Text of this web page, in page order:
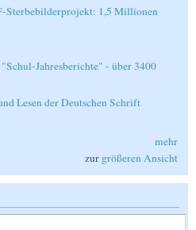
Sterbebilderprojekt: 1,5 Millionen
Jahresberichte" - über 3400
Lesen der Deutschen Schrift
mehr
zur größeren Ansicht